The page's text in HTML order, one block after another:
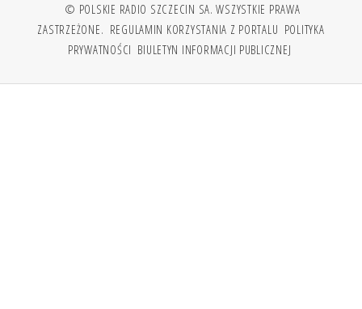
© POLSKIE RADIO SZCZECIN SA. WSZYSTKIE PRAWA
ZASTRZEŻONE. REGULAMIN KORZYSTANIA Z PORTALU POLITYKA
PRYWATNOŚCI BIULETYN INFORMACJI PUBLICZNEJ